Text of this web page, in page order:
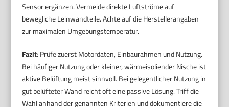
Sensor ergänzen. Vermeide direkte Luftströme auf
bewegliche Leinwandteile. Achte auf die Herstellerangaben
zur maximalen Umgebungstemperatur.
Fazit: Prüfe zuerst Motordaten, Einbaurahmen und Nutzung.
Bei häufiger Nutzung oder kleiner, wärmeisoliender Nische ist
aktive Belüftung meist sinnvoll. Bei gelegentlicher Nutzung in
gut belüfteter Wand reicht oft eine passive Lösung. Triff die
Wahl anhand der genannten Kriterien und dokumentiere die